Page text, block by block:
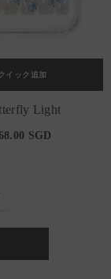
イック追加
Light
SGD